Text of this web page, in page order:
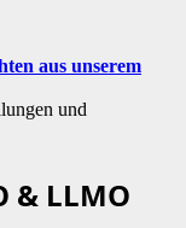
aus unserem
und
& LLMO